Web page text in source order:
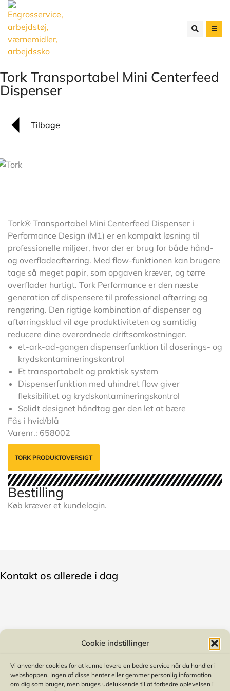
Cookie indstillinger
Vi anvender cookies for at kunne levere en bedre service når du handler i
webshoppen. Ingen af disse henter eller gemmer personlig information
om dig som bruger, men bruges udelukkende til at forbedre oplevelsen i
Tork Transportabel Mini Centerfeed
Dispenser
Tilbage
Tork® Transportabel Mini Centerfeed Dispenser i
Performance Design (M1) er en kompakt løsning til
professionelle miljøer, hvor der er brug for både hånd-
og overfladeaftørring. Med flow-funktionen kan brugere
tage så meget papir, som opgaven kræver, og tørre
overflader hurtigt. Tork Performance er den næste
generation af dispensere til professionel aftørring og
rengøring. Den rigtige kombination af dispenser og
aftørringsklud vil øge produktiviteten og samtidig
reducere dine overordnede driftsomkostninger.
et-ark-ad-gangen dispenserfunktion til doserings- og
krydskontamineringskontrol
Et transportabelt og praktisk system
Dispenserfunktion med uhindret flow giver
fleksibilitet og krydskontamineringskontrol
Solidt designet håndtag gør den let at bære
Fås i hvid/blå
Varenr.: 658002
TORK PRODUKTOVERSIGT
Bestilling
Køb kræver et kundelogin.
Kontakt os allerede i dag
+45 21 66 24 04